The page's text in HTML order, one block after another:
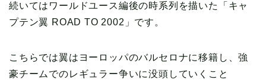
続いてはワールドユース編後の時系列を描いた「キャ
プテン翼 ROAD TO 2002」です。
こちらでは翼はヨーロッパのバルセロナに移籍し、強
豪チームでのレギュラー争いに没頭していくこと